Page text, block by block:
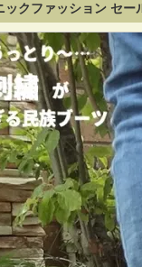
クファッション セー